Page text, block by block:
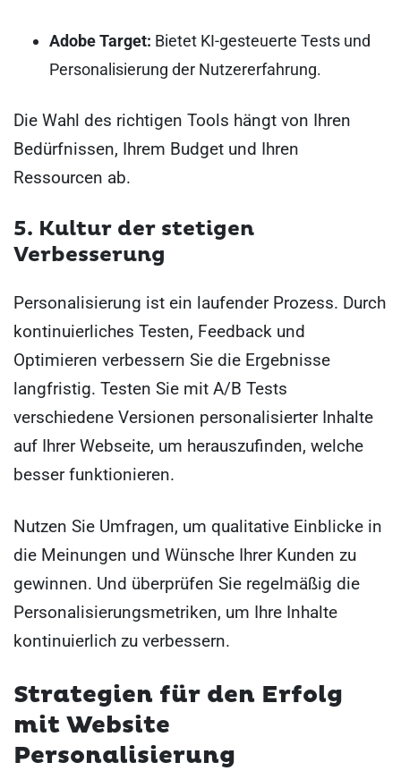
Adobe Target: Bietet KI-gesteuerte Tests und
Personalisierung der Nutzererfahrung.
Die Wahl des richtigen Tools hängt von Ihren
Bedürfnissen, Ihrem Budget und Ihren
Ressourcen ab.
5. Kultur der stetigen
Verbesserung
Personalisierung ist ein laufender Prozess. Durch
kontinuierliches Testen, Feedback und
Optimieren verbessern Sie die Ergebnisse
langfristig. Testen Sie mit A/B Tests
verschiedene Versionen personalisierter Inhalte
auf Ihrer Webseite, um herauszufinden, welche
besser funktionieren.
Nutzen Sie Umfragen, um qualitative Einblicke in
die Meinungen und Wünsche Ihrer Kunden zu
gewinnen. Und überprüfen Sie regelmäßig die
Personalisierungsmetriken, um Ihre Inhalte
kontinuierlich zu verbessern.
Strategien für den Erfolg
mit Website
Personalisierung